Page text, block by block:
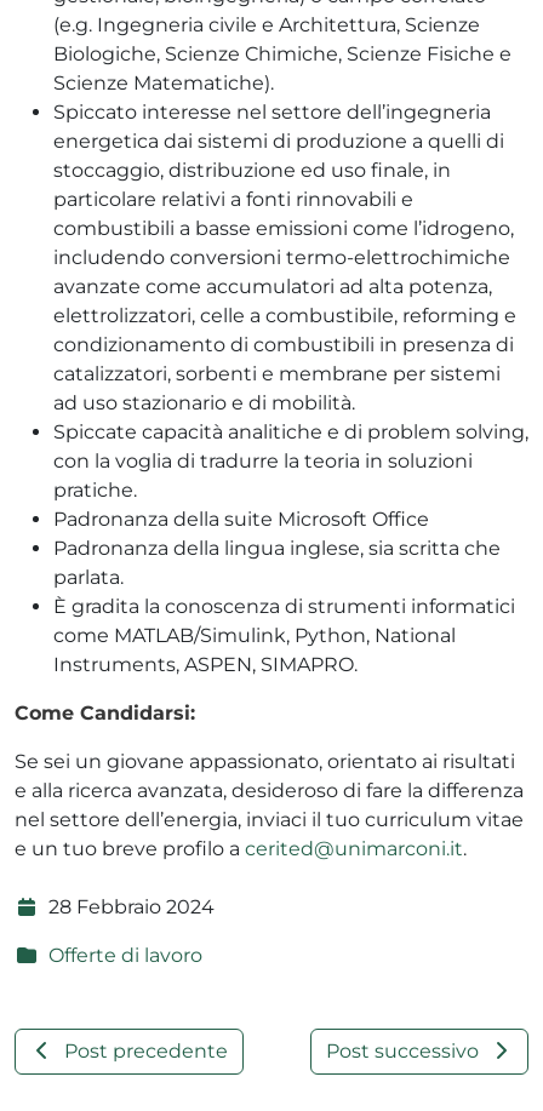
(e.g. Ingegneria civile e Architettura, Scienze
Biologiche, Scienze Chimiche, Scienze Fisiche e
Scienze Matematiche).
Spiccato interesse nel settore dell’ingegneria
energetica dai sistemi di produzione a quelli di
stoccaggio, distribuzione ed uso finale, in
particolare relativi a fonti rinnovabili e
combustibili a basse emissioni come l’idrogeno,
includendo conversioni termo-elettrochimiche
avanzate come accumulatori ad alta potenza,
elettrolizzatori, celle a combustibile, reforming e
condizionamento di combustibili in presenza di
catalizzatori, sorbenti e membrane per sistemi
ad uso stazionario e di mobilità.
Spiccate capacità analitiche e di problem solving,
con la voglia di tradurre la teoria in soluzioni
pratiche.
Padronanza della suite Microsoft Office
Padronanza della lingua inglese, sia scritta che
parlata.
È gradita la conoscenza di strumenti informatici
come MATLAB/Simulink, Python, National
Instruments, ASPEN, SIMAPRO.
Come Candidarsi:
Se sei un giovane appassionato, orientato ai risultati
e alla ricerca avanzata, desideroso di fare la differenza
nel settore dell’energia, inviaci il tuo curriculum vitae
e un tuo breve profilo a cerited@unimarconi.it.
28 Febbraio 2024
Offerte di lavoro
Post precedente Post successivo